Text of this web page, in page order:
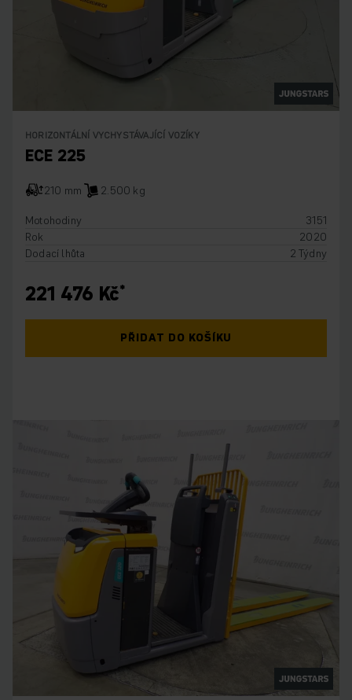
HORIZONTÁLNÍ VYCHYSTÁVAJÍCÍ VOZÍKY
ECE 225
210 mm
2.500 kg
Motohodiny
3151
Rok
2020
Dodací lhůta
2 Týdny
221 476 Kč
PŘIDAT DO KOŠÍKU